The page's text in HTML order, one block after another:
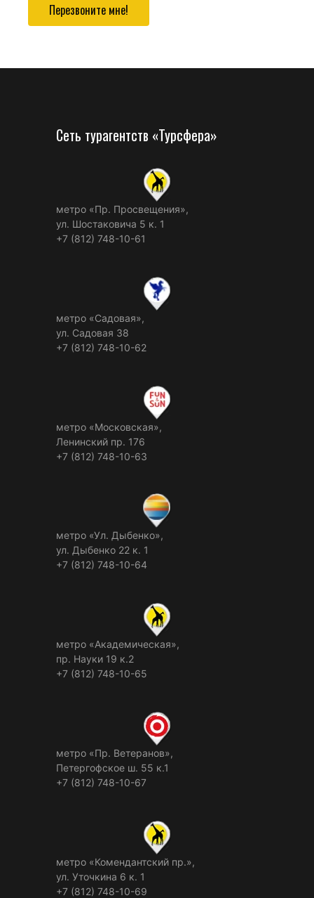
Перезвоните мне!
Сеть турагентств «Турсфера»
метро «Пр. Просвещения»,
ул. Шостаковича 5 к. 1
+7 (812) 748-10-61
метро «Садовая»,
ул. Садовая 38
+7 (812) 748-10-62
метро «Московская»,
Ленинский пр. 176
+7 (812) 748-10-63
метро «Ул. Дыбенко»,
ул. Дыбенко 22 к. 1
+7 (812) 748-10-64
метро «Академическая»,
пр. Науки 19 к.2
+7 (812) 748-10-65
метро «Пр. Ветеранов»,
Петергофское ш. 55 к.1
+7 (812) 748-10-67
метро «Комендантский пр.»,
ул. Уточкина 6 к. 1
+7 (812) 748-10-69